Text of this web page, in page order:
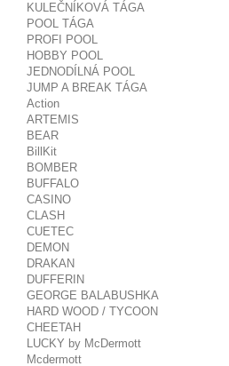
KULEČNÍKOVÁ TÁGA
POOL TÁGA
PROFI POOL
HOBBY POOL
JEDNODÍLNÁ POOL
JUMP A BREAK TÁGA
Action
ARTEMIS
BEAR
BillKit
BOMBER
BUFFALO
CASINO
CLASH
CUETEC
DEMON
DRAKAN
DUFFERIN
GEORGE BALABUSHKA
HARD WOOD / TYCOON
CHEETAH
LUCKY by McDermott
Mcdermott